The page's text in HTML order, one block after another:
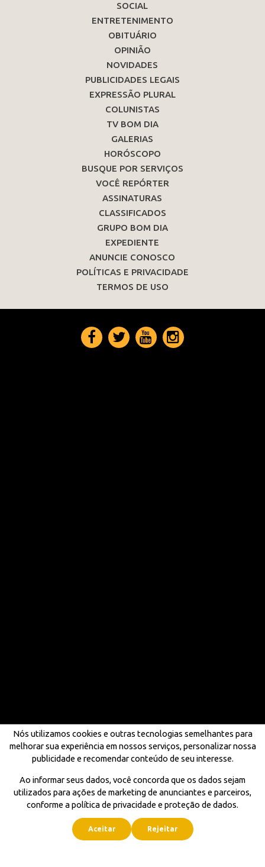
SOCIAL
ENTRETENIMENTO
OBITUÁRIO
OPINIÃO
NOVIDADES
PUBLICIDADES LEGAIS
EXPRESSÃO PLURAL
COLUNISTAS
TV BOM DIA
GALERIAS
HORÓSCOPO
BUSQUE POR SERVIÇOS
VOCÊ REPÓRTER
ASSINATURAS
CLASSIFICADOS
GRUPO BOM DIA
EXPEDIENTE
ANUNCIE CONOSCO
POLÍTICAS E PRIVACIDADE
TERMOS DE USO
Nós utilizamos cookies e outras tecnologias semelhantes para
melhorar sua experiência em nossos serviços, personalizar nossa
publicidade e recomendar conteúdo de seu interesse.
Ao informar seus dados, você concorda que os dados sejam
utilizados para ações de marketing de anunciantes e parceiros,
conforme a política de privacidade e proteção de dados.
Aceitar Rejeitar